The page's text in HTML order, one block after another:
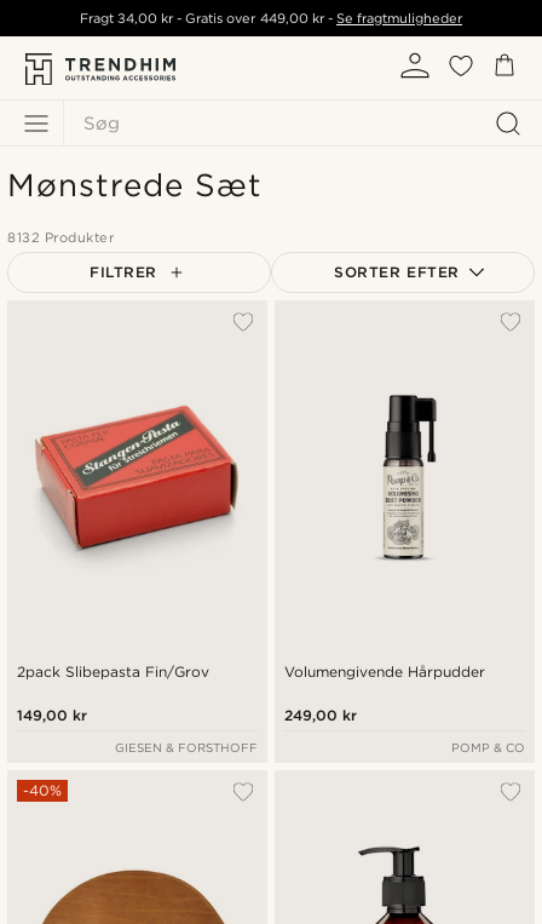
Søg
Fragt34,00 kr - Gratis over 449,00 kr- Se fragtmuligheder
Mønstrede Sæt
8132 Produkter
FILTRER SORTER EFTER
2pack Slibepasta Fin/Grov
149,00 kr
GIESEN & FORSTHOFF
Volumengivende Hårpudder
249,00 kr
POMP & CO
-40%